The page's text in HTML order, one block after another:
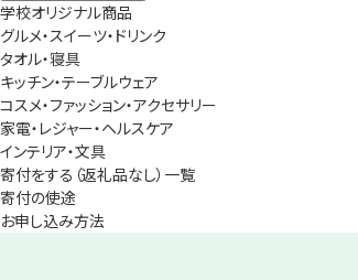
学校オリジナル商品
グルメ・スイーツ・ドリンク
タオル・寝具
キッチン・テーブルウェア
コスメ・ファッション・アクセサリー
家電・レジャー・ヘルスケア
インテリア・文具
寄付をする（返礼品なし）一覧
寄付の使途
お申し込み方法